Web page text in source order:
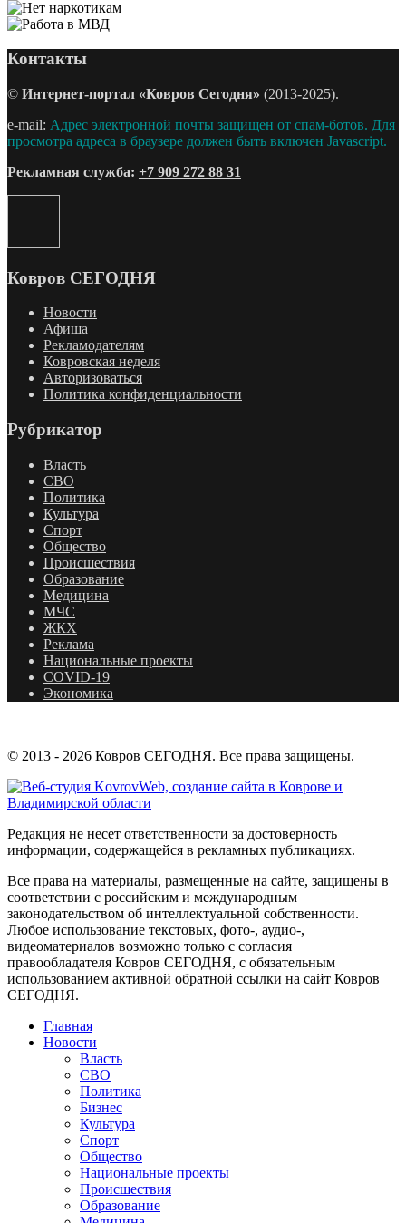
Контакты
© Интернет-портал «Ковров Сегодня» (2013-2025).
e-mail: Адрес электронной почты защищен от спам-ботов. Для
просмотра адреса в браузере должен быть включен Javascript.
Рекламная служба: +7 909 272 88 31
Ковров СЕГОДНЯ
Новости
Афиша
Рекламодателям
Ковровская неделя
Авторизоваться
Политика конфиденциальности
Рубрикатор
Власть
СВО
Политика
Культура
Спорт
Общество
Происшествия
Образование
Медицина
МЧС
ЖКХ
Реклама
Национальные проекты
COVID-19
Экономика
© 2013 - 2026 Ковров СЕГОДНЯ. Все права защищены.
Редакция не несет ответственности за достоверность
информации, содержащейся в рекламных публикациях.
Все права на материалы, размещенные на сайте, защищены в
соответствии с российским и международным
законодательством об интеллектуальной собственности.
Любое использование текстовых, фото-, аудио-,
видеоматериалов возможно только с согласия
правообладателя Ковров СЕГОДНЯ, с обязательным
использованием активной обратной ссылки на сайт Ковров
СЕГОДНЯ.
Главная
Новости
Власть
СВО
Политика
Бизнес
Культура
Спорт
Общество
Национальные проекты
Происшествия
Образование